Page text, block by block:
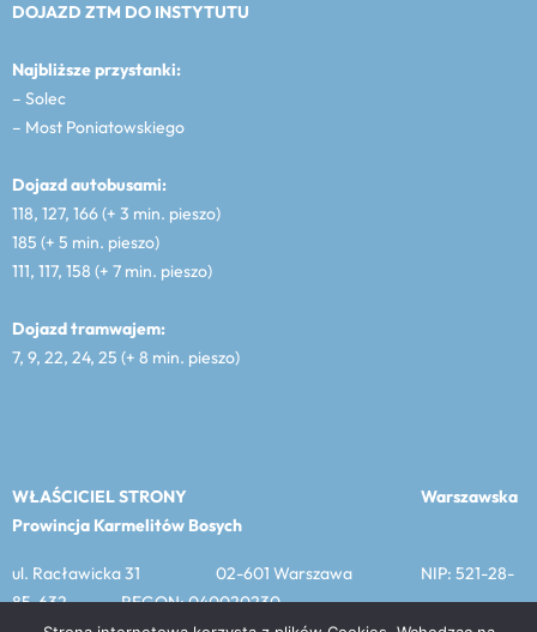
DOJAZD ZTM DO INSTYTUTU
Najbliższe przystanki:
– Solec
– Most Poniatowskiego
Dojazd autobusami:
118, 127, 166 (+ 3 min. pieszo)
185 (+ 5 min. pieszo)
111, 117, 158 (+ 7 min. pieszo)
Dojazd tramwajem:
7, 9, 22, 24, 25 (+ 8 min. pieszo)
WŁAŚCICIEL STRONY Warszawska
Prowincja Karmelitów Bosych
ul. Racławicka 31 02-601 Warszawa NIP: 521-28-
85-632 REGON: 040020230